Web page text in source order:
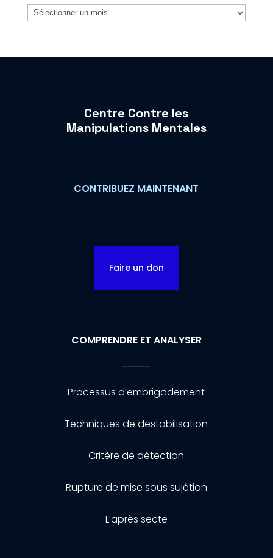
Archives
Centre Contre les
Manipulations Mentales
CONTRIBUEZ MAINTENANT
Faire un don
COMPRENDRE ET ANALYSER
Processus d’embrigadement
Techniques de destabilisation
Critère de détection
Rupture de mise sous sujétion
L’après secte